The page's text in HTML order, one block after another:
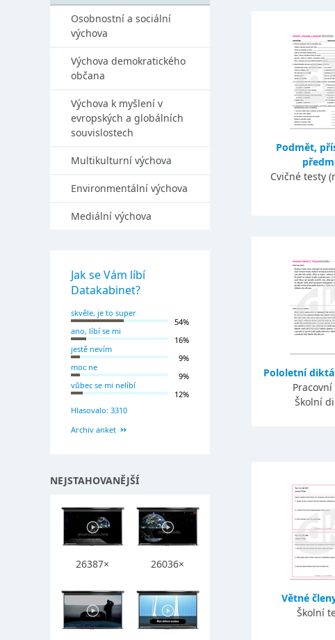
Podmět,
Cvičné testy
Pololetní
Školní
Větné
Školní
Osobnostní a sociální
výchova
Výchova demokratického
občana
Výchova k myšlení v
evropských a globálních
souvislostech
Multikulturní výchova
Environmentální výchova
Mediální výchova
Jak se Vám líbí
Datakabinet?
skvěle, je to super
54%
ano, líbí se mi
16%
jestě nevím
9%
moc ne
9%
vůbec se mi nelíbí
12%
Hlasovalo: 3310
Archiv anket
NEJSTAHOVANĚJŠÍ
26387× 26036×